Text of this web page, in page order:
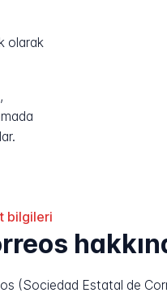
olarak
bilgileri
(Sociedad Estatal de